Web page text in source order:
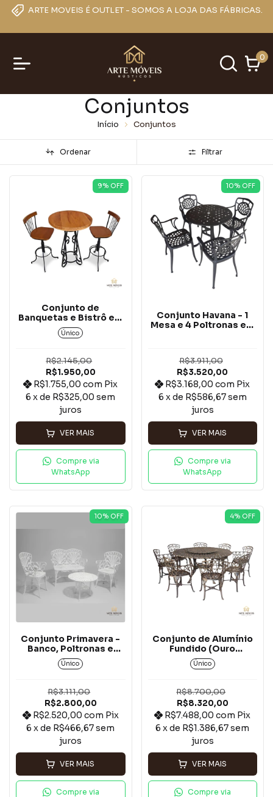
ARTE MOVEIS É OUTLET - SOMOS A LOJA DAS FÁBRICAS.
0
Conjuntos
Início Conjuntos
Ordenar Filtrar
9% OFF
Conjunto de
Banquetas e Bistrô em
Madeira Maciça - 1
Mesa Bistrô e 2
Único
R$2.145,00
R$1.950,00
R$1.755,00com Pix
6 x de R$325,00 sem
juros
VER MAIS
Compre via
WhatsApp
10% OFF
Conjunto Havana - 1
Mesa e 4 Poltronas em
R$3.911,00
R$3.520,00
R$3.168,00com Pix
6 x de R$586,67sem
juros
VER MAIS
Compre via
WhatsApp
10% OFF
Conjunto Primavera -
Banco, Poltronas e
Mesa em Alumínio
Fundido Branco
Único
R$3.111,00
R$2.800,00
R$2.520,00 com Pix
6 x de R$466,67sem
juros
VER MAIS
Compre via
4% OFF
Conjunto de Alumínio
Fundido (Ouro
Envelhecido) - Mesa
Giratória C/ 8 Cadeiras
Único
R$8.700,00
R$8.320,00
R$7.488,00com Pix
6 x de R$1.386,67sem
juros
VER MAIS
Compre via